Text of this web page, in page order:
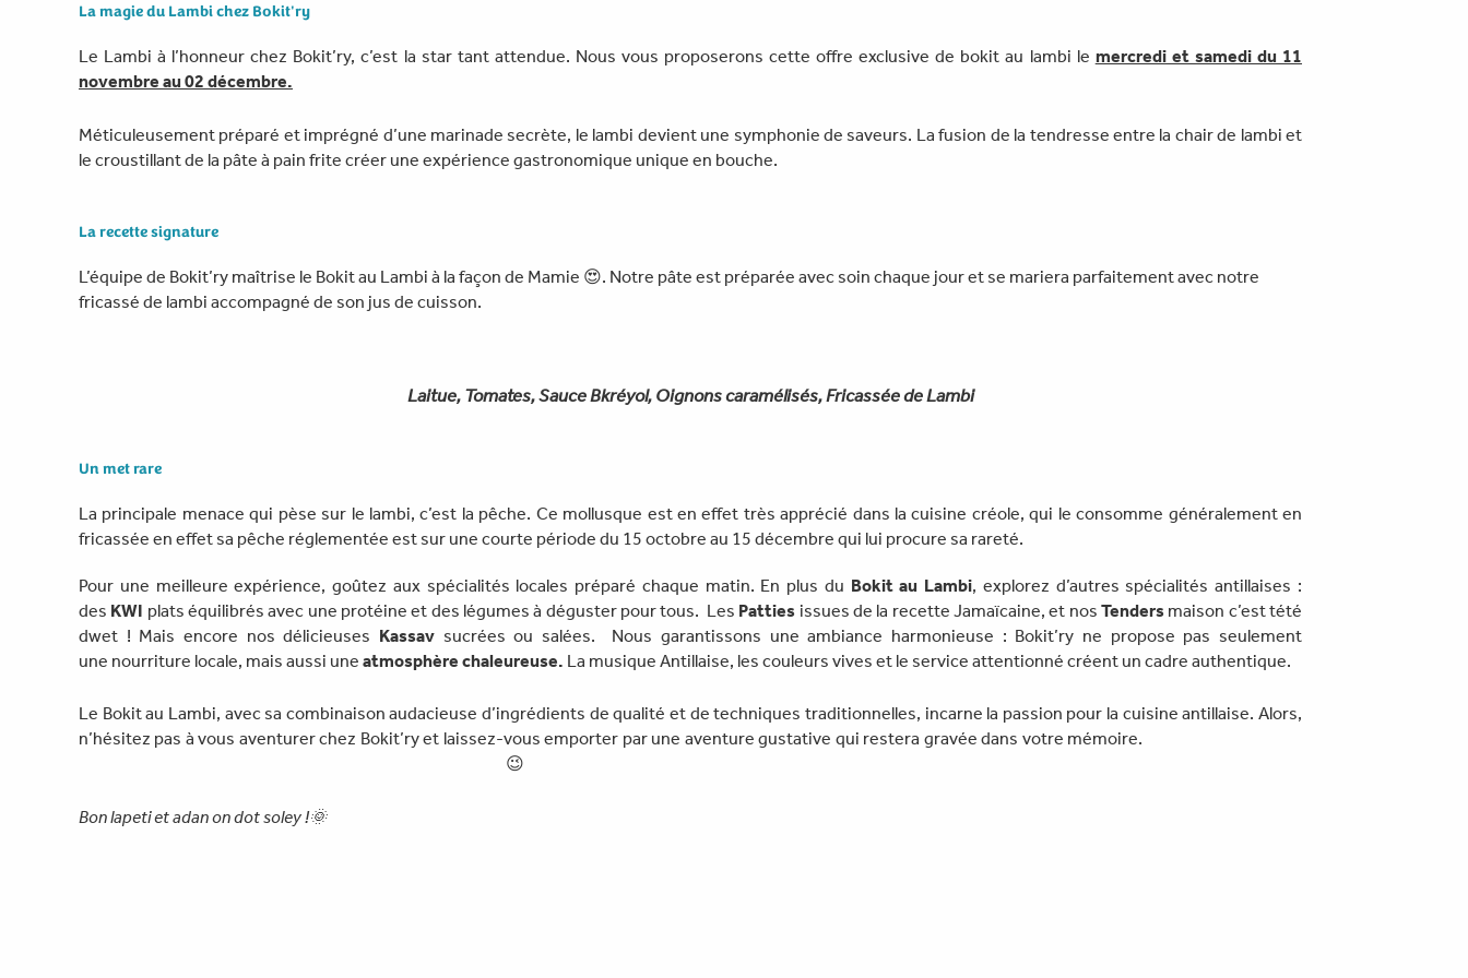
La magie du Lambi chez Bokit'ry
Le Lambi à l’honneur chez Bokit’ry, c’est la star tant attendue. Nous vous proposerons cette offre exclusive de bokit au lambi le mercredi et samedi du 11
novembre au 02 décembre.
Méticuleusement préparé et imprégné d’une marinade secrète, le lambi devient une symphonie de saveurs. La fusion de la tendresse entre la chair de lambi et
le croustillant de la pâte à pain frite créer une expérience gastronomique unique en bouche.
La recette signature
L’équipe de Bokit’ry maîtrise le Bokit au Lambi à la façon de Mamie 😍. Notre pâte est préparée avec soin chaque jour et se mariera parfaitement avec notre
fricassé de lambi accompagné de son jus de cuisson.
Laitue, Tomates, Sauce Bkréyol, Oignons caramélisés, Fricassée de Lambi
Un met rare
La principale menace qui pèse sur le lambi, c’est la pêche. Ce mollusque est en effet très apprécié dans la cuisine créole, qui le consomme généralement en
fricassée en effet sa pêche réglementée est sur une courte période du 15 octobre au 15 décembre qui lui procure sa rareté.
Pour une meilleure expérience, goûtez aux spécialités locales préparé chaque matin. En plus du Bokit au Lambi, explorez d’autres spécialités antillaises :
des KWI plats équilibrés avec une protéine et des légumes à déguster pour tous. Les Patties issues de la recette Jamaïcaine, et nosTenders maison c’est tété
dwet ! Mais encore nos délicieuses Kassav sucrées ou salées. Nous garantissons une ambiance harmonieuse : Bokit’ry ne propose pas seulement
une nourriture locale, mais aussi une atmosphère chaleureuse. La musique Antillaise, les couleurs vives et le service attentionné créent un cadre authentique.
Le Bokit au Lambi, avec sa combinaison audacieuse d’ingrédients de qualité et de techniques traditionnelles, incarne la passion pour la cuisine antillaise. Alors,
n’hésitez pas à vous aventurer chez Bokit’ry et laissez-vous emporter par une aventure gustative qui restera gravée dans votre mémoire.
😉
Bon lapeti et adan on dot soley !🌞